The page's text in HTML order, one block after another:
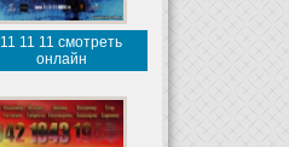
11 11 11 смотреть
онлайн